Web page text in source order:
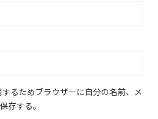
るためブラウザーに自分の名前、メ
存する。